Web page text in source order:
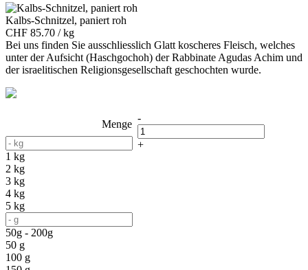
Kalbs-Schnitzel, paniert roh
CHF 85.70 / kg
Bei uns finden Sie ausschliesslich Glatt koscheres Fleisch, welches
unter der Aufsicht (Haschgochoh) der Rabbinate Agudas Achim und
der israelitischen Religionsgesellschaft geschochten wurde.
-
+
Menge
1 kg
2 kg
3 kg
4 kg
5 kg
50g - 200g
50 g
100 g